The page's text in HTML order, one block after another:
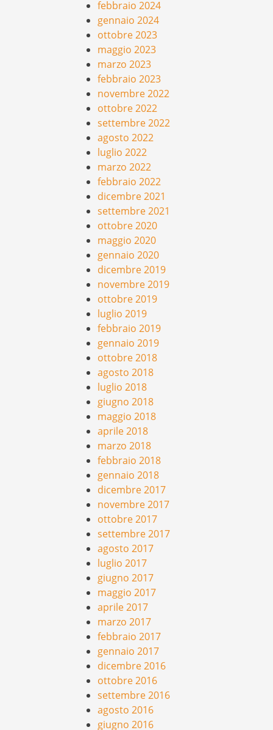
febbraio 2024
gennaio 2024
ottobre 2023
maggio 2023
marzo 2023
febbraio 2023
novembre 2022
ottobre 2022
settembre 2022
agosto 2022
luglio 2022
marzo 2022
febbraio 2022
dicembre 2021
settembre 2021
ottobre 2020
maggio 2020
gennaio 2020
dicembre 2019
novembre 2019
ottobre 2019
luglio 2019
febbraio 2019
gennaio 2019
ottobre 2018
agosto 2018
luglio 2018
giugno 2018
maggio 2018
aprile 2018
marzo 2018
febbraio 2018
gennaio 2018
dicembre 2017
novembre 2017
ottobre 2017
settembre 2017
agosto 2017
luglio 2017
giugno 2017
maggio 2017
aprile 2017
marzo 2017
febbraio 2017
gennaio 2017
dicembre 2016
ottobre 2016
settembre 2016
agosto 2016
giugno 2016